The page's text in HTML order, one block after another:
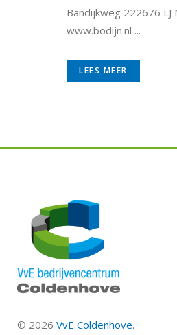
Bandijkweg 222676 LJ
www.bodijn.nl ...
LEES MEER
© 2026 VvE Coldenhove.